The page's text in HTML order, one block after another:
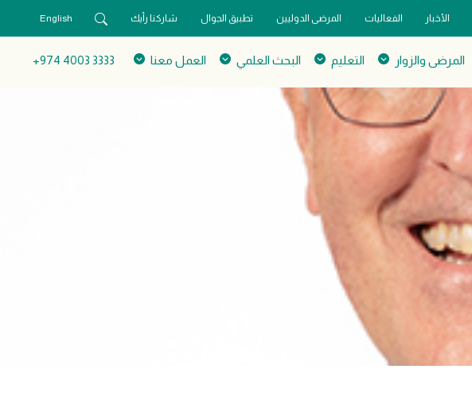
الأخبار الفعاليات المرضى الدوليين تطبيق الجوال شاركنا رأيك English
المرضى والزوار التعليم البحث العلمي العمل معنا 3333 4003 974+